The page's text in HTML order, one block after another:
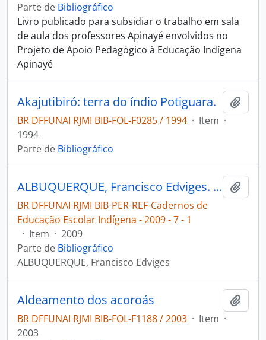
Parte de Bibliográfico
Livro publicado para subsidiar o trabalho em sala
de aula dos professores Apinayé envolvidos no
Projeto de Apoio Pedagógico à Educação Indígena
Apinayé
Akajutibiró: terra do índio Potiguara.
BR DFFUNAI RJMI BIB-FOL-F0285 / 1994 · Item ·
1994
Parte de Bibliográfico
ALBUQUERQUE, Francisco Edviges. Reflexões preliminares sobre a aquisição da escrita alfabética Apinayé [Cadernos de Educação Escolar Indígena]
BR DFFUNAI RJMI BIB-PER-REF-Cadernos de
Educação Escolar Indígena - 2009 - 7 - 1
· Item · 2009
Parte de Bibliográfico
ALBUQUERQUE, Francisco Edviges
Aldeamento dos acoroás
BR DFFUNAI RJMI BIB-FOL-F1188 / 2003 · Item ·
2003